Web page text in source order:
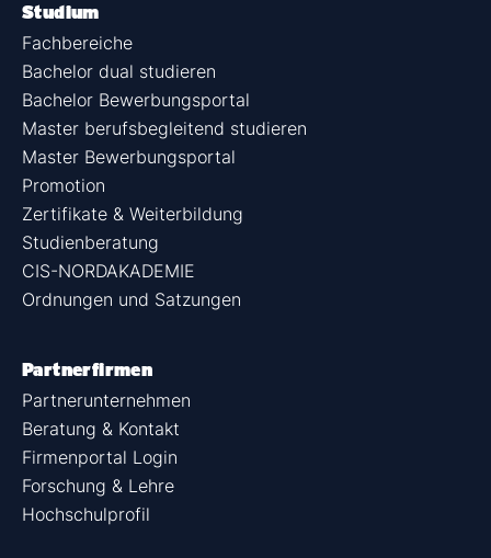
Studium
Fachbereiche
Bachelor dual studieren
Bachelor Bewerbungsportal
Master berufsbegleitend studieren
Master Bewerbungsportal
Promotion
Zertifikate & Weiterbildung
Studienberatung
CIS-NORDAKADEMIE
Ordnungen und Satzungen
Partnerfirmen
Partnerunternehmen
Beratung & Kontakt
Firmenportal Login
Forschung & Lehre
Hochschulprofil